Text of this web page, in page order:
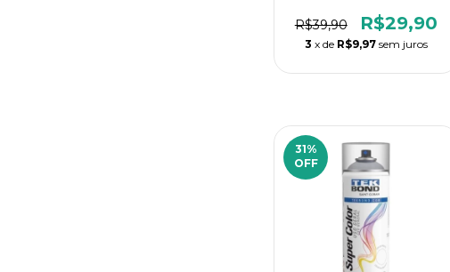
R$39,90
R$29,90
3 x de R$9,97 sem juros
31%
OFF